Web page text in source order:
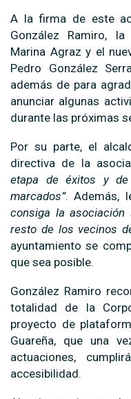
A la firma de este
González Ramiro,
Marina Agraz y el
Pedro González
además de para
anunciar algunas
durante las próximas
Por su parte, el
directiva de la
etapa de éxitos y
marcados”. Además,
consiga la
resto de los vecinos
ayuntamiento se
que sea posible.
González Ramiro
totalidad de la
proyecto de
Guareña, que una
actuaciones,
accesibilidad.